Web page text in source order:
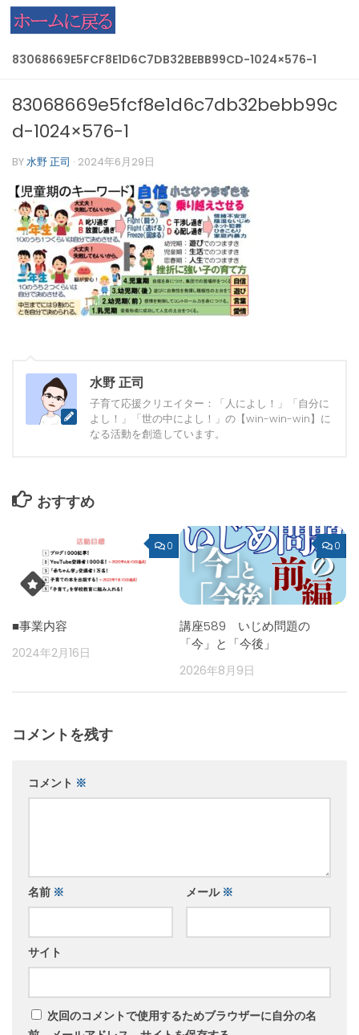
コンテンツへスキップ
83068669E5FCF8E1D6C7DB32BEBB99CD-1024×576-1
83068669e5fcf8e1d6c7db32bebb99c
d-1024×576-1
BY水野 正司 · 2024年6月29日
水野 正司
子育て応援クリエイター：「人によし！」「自分に
よし！」「世の中によし！」の【win-win-win】に
なる活動を創造しています。
おすすめ
0
■事業内容
2024年2月16日
0
講座589 いじめ問題の
「今」と「今後」
2026年8月9日
コメントを残す
コメント ※
名前 ※ メール ※
サイト
次回のコメントで使用するためブラウザーに自分の名